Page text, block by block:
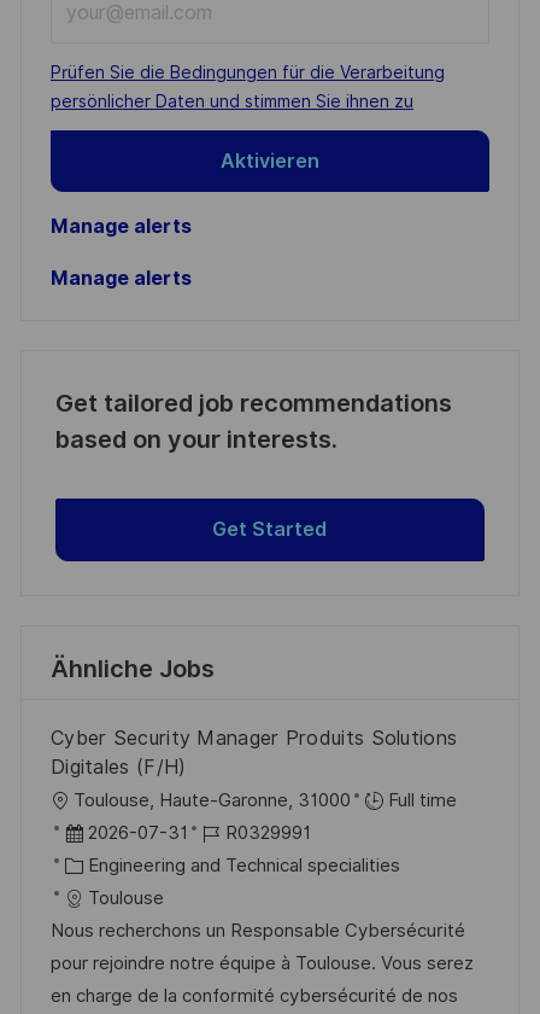
Email
address
(Required)
Required
Prüfen Sie die Bedingungen für die Verarbeitung
persönlicher Daten und stimmen Sie ihnen zu
Aktivieren
Manage alerts
Manage alerts
Get tailored job recommendations
based on your interests.
Get Started
Ähnliche Jobs
Cyber Security Manager Produits Solutions
Digitales (F/H)
O
r
t
Toulouse, Haute-Garonne, 31000
Full time
D
a
t
u
m
d
2026-07-31
J
o
-
I
D
R0329991
K
a
t
e
g
Engineering and Technical specialities
Toulouse
Nous recherchons un Responsable Cybersécurité
pour rejoindre notre équipe à Toulouse. Vous serez
en charge de la conformité cybersécurité de nos